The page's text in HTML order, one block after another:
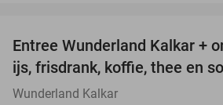
Entree Wunderland Kalkar +
ijs, frisdrank, koffie, thee en
Wunderland Kalkar